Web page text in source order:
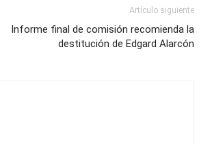
Artículo siguiente
Informe final de comisión recomienda la
destitución de Edgard Alarcón